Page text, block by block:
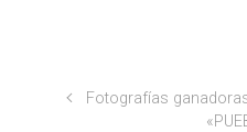
Fotografías